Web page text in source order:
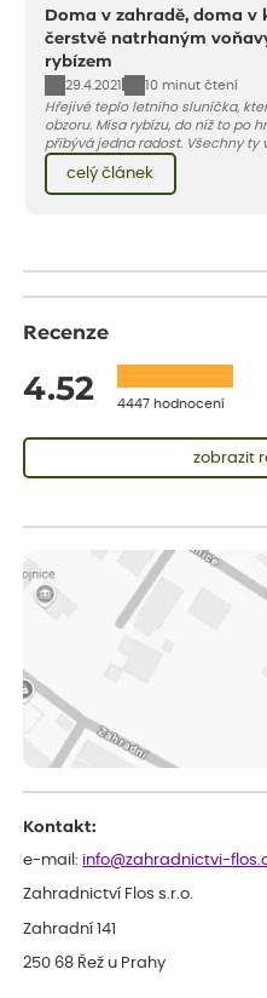
Doma v zahradě, doma v
čerstvě natrhaným
rybízem
29.4.2021
10 minut čtení
Hřejivé teplo letního sluníčka,
obzoru. Mísa rybízu, do níž to po
přibývá jedna radost. Všechny ty
červencové zahrady. Sklizeň
vnese neuvěřitelný klid a radost.
bezstarostnosti dětství při mlsání
celý článek
Recenze
4.52 4447 hodnocení
zobrazit
vše v naprostém pořádku
ověřený nákup před 1
Jana
Flos je nejlepší &#129321;
Kontakt:
e-mail: info@zahradnictvi-
Zahradnictví Flos s.r.o.
Zahradní 141
250 68 Řež u Prahy